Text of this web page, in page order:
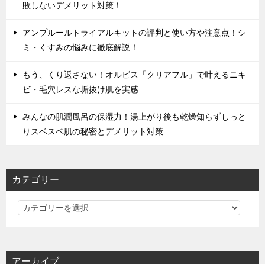
敗しないデメリット対策！
アンプルールトライアルキットの評判と使い方や注意点！シ
ミ・くすみの悩みに徹底解説！
もう、くり返さない！オルビス「クリアフル」で叶えるニキ
ビ・毛穴レスな垢抜け肌を実感
みんなの肌潤風呂の保湿力！湯上がり後も乾燥知らずしっと
りスベスベ肌の秘密とデメリット対策
カテゴリー
カ
リ
アーカイブ